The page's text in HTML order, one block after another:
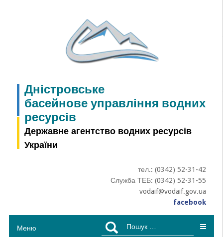
Дністровське
басейнове управління водних
ресурсів
Державне агентство водних ресурсів
України
тел.: (0342) 52-31-42
Служба ТЕБ: (0342) 52-31-55
vodaif@vodaif.gov.ua
facebook
Меню
Пошук: